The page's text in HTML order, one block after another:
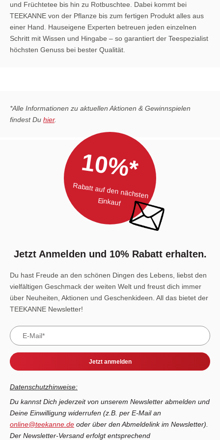
und Früchtetee bis hin zu Rotbuschtee. Dabei kommt bei
TEEKANNE von der Pflanze bis zum fertigen Produkt alles aus
einer Hand. Hauseigene Experten betreuen jeden einzelnen
Schritt mit Wissen und Hingabe – so garantiert der Teespezialist
höchsten Genuss bei bester Qualität.
*Alle Informationen zu aktuellen Aktionen & Gewinnspielen
findest Du hier.
10%*
Rabatt auf den nächsten
Einkauf
Jetzt Anmelden und 10% Rabatt erhalten.
Du hast Freude an den schönen Dingen des Lebens, liebst den
vielfältigen Geschmack der weiten Welt und freust dich immer
über Neuheiten, Aktionen und Geschenkideen. All das bietet der
TEEKANNE Newsletter!
Jetzt anmelden
Datenschutzhinweise:
Du kannst Dich jederzeit von unserem Newsletter abmelden und
Deine Einwilligung widerrufen (z.B. per E-Mail an
online@teekanne.de oder über den Abmeldelink im Newsletter).
Der Newsletter-Versand erfolgt entsprechend